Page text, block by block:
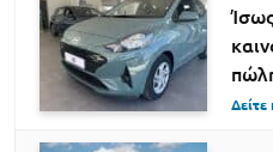
Δείτε